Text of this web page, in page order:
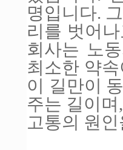
명입니다.
리를 벗어
회사는 노
최소한 약
이 길만이
주는 길이
고통의 원